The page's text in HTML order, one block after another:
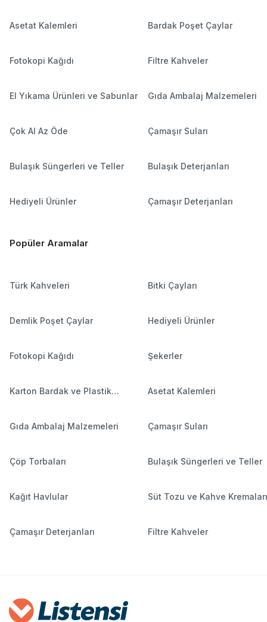
Asetat Kalemleri Bardak Poşet Çaylar
Fotokopi Kağıdı Filtre Kahveler
El Yıkama Ürünleri ve Sabunlar Gıda Ambalaj Malzemeleri
Çok Al Az Öde Çamaşır Suları
Bulaşık Süngerleri ve Teller Bulaşık Deterjanları
Hediyeli Ürünler Çamaşır Deterjanları
Popüler Aramalar
Türk Kahveleri Bitki Çayları
Demlik Poşet Çaylar Hediyeli Ürünler
Fotokopi Kağıdı Şekerler
Karton Bardak ve Plastik
Asetat Kalemleri
Gıda Ambalaj Malzemeleri Çamaşır Suları
Çöp Torbaları Bulaşık Süngerleri ve Teller
Kağıt Havlular Süt Tozu ve Kahve Kremaları
Çamaşır Deterjanları Filtre Kahveler